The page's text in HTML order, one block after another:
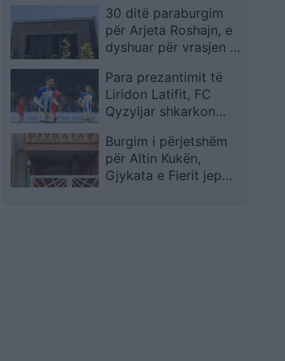
vjeçarit në Ferizaj
30 ditë paraburgim
për Arjeta Roshajn, e
dyshuar për vrasjen e
Para prezantimit të
Liridon Latifit, FC
Qyzyljar shkarkon
Churchic
Burgim i përjetshëm
për Altin Kukën,
Gjykata e Fierit jep